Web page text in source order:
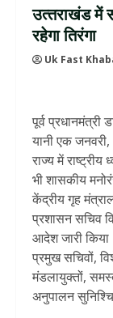
उत्‍तराखंड में
रहेगा तिरंगा
Uk Fast
पूर्व
यानी एक
राज्य में
भी शासकीय
केंद्रीय गृह
प्रशासन सचिव
आदेश जारी
प्रमुख सचिवों,
मंडलायुक्तों, समस्त
अनुपालन